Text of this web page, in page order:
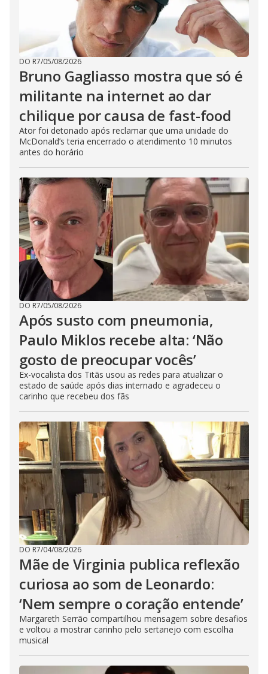
DO R7/05/08/2026
Bruno Gagliasso mostra que só é
militante na internet ao dar
chilique por causa de fast-food
Ator foi detonado após reclamar que uma unidade do
McDonald’s teria encerrado o atendimento 10 minutos
antes do horário
DO R7/05/08/2026
Após susto com pneumonia,
Paulo Miklos recebe alta: ‘Não
gosto de preocupar vocês’
Ex-vocalista dos Titãs usou as redes para atualizar o
estado de saúde após dias internado e agradeceu o
carinho que recebeu dos fãs
DO R7/04/08/2026
Mãe de Virginia publica reflexão
curiosa ao som de Leonardo:
‘Nem sempre o coração entende’
Margareth Serrão compartilhou mensagem sobre desafios
e voltou a mostrar carinho pelo sertanejo com escolha
musical